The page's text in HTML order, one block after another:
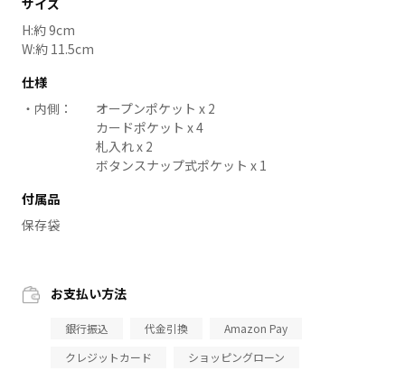
サイズ
H:約 9cm
W:約 11.5cm
仕様
内側：
オープンポケット x 2
カードポケット x 4
札入れ x 2
ボタンスナップ式ポケット x 1
付属品
保存袋
お支払い方法
銀行振込 代金引換
Amazon Pay
クレジットカード
ショッピングローン